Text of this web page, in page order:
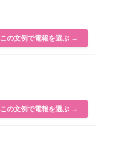
この文例で電報を選ぶ →
この文例で電報を選ぶ →